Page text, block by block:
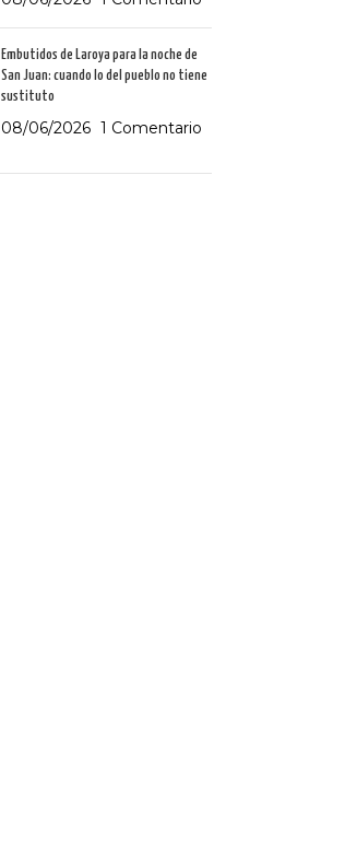
Embutidos de Laroya para la noche de
San Juan: cuando lo del pueblo no tiene
sustituto
08/06/2026 1 Comentario